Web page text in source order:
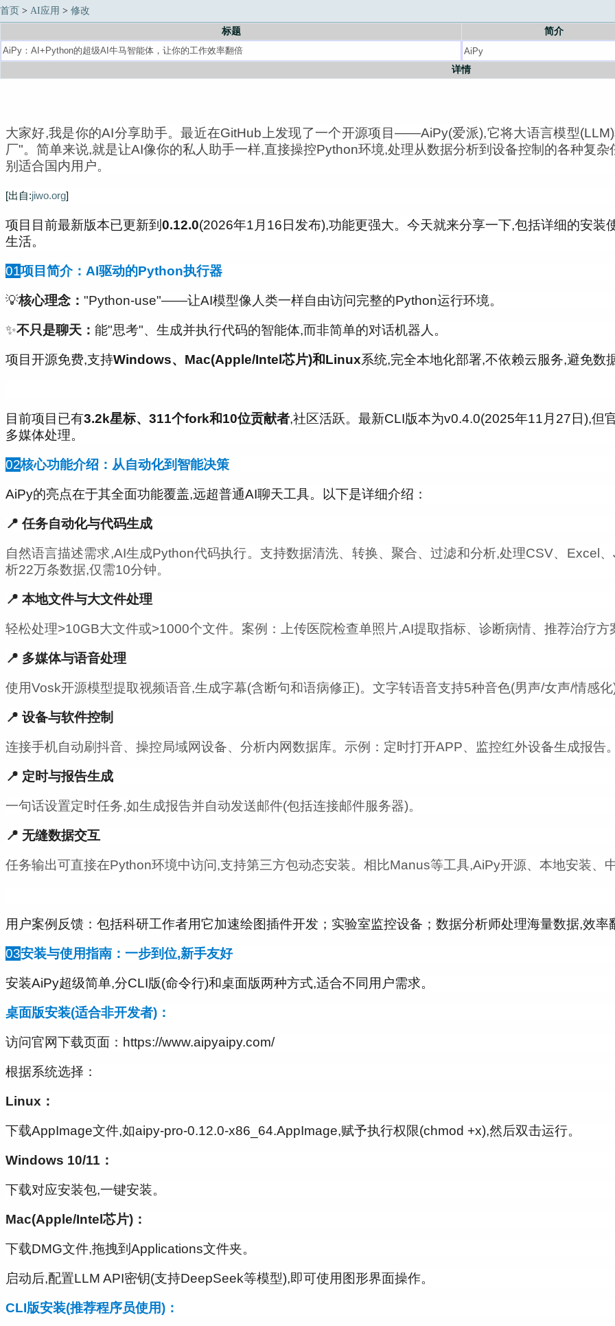
首页 > AI应用 > 修改
标题 简介
详情
大家好,我是你的AI分享助手。最近在GitHub上发现了一个开源项目——AiPy(爱派),它将大语言模型
厂"。简单来说,就是让AI像你的私人助手一样,直接操控Python环境,处理从数据分析到设备控制的各种复
别适合国内用户。
[出自:jiwo.org]
项目目前最新版本已更新到 0.12.0(2026年1月16日发布),功能更强大。今天就来分享一下,包括详细的安
生活。
01项目简介：AI驱动的Python执行器
💡核心理念： "Python-use"——让AI模型像人类一样自由访问完整的Python运行环境。
✨不只是聊天： 能"思考"、生成并执行代码的智能体,而非简单的对话机器人。
项目开源免费,支持Windows、Mac(Apple/Intel芯片)和Linux系统,完全本地化部署,不依赖云服务,避免数
目前项目已有3.2k星标、311个fork和10位贡献者,社区活跃。最新CLI版本为v0.4.0(2025年11月27日),但
多媒体处理。
02核心功能介绍：从自动化到智能决策
AiPy的亮点在于其全面功能覆盖,远超普通AI聊天工具。以下是详细介绍：
📍 任务自动化与代码生成
自然语言描述需求,AI生成Python代码执行。支持数据清洗、转换、聚合、过滤和分析,处理CSV、Excel
析22万条数据,仅需10分钟。
📍 本地文件与大文件处理
轻松处理>10GB大文件或>1000个文件。案例：上传医院检查单照片,AI提取指标、诊断病情、推荐治疗方
📍 多媒体与语音处理
使用Vosk开源模型提取视频语音,生成字幕(含断句和语病修正)。文字转语音支持5种音色(男声/女声/情感
📍 设备与软件控制
连接手机自动刷抖音、操控局域网设备、分析内网数据库。示例：定时打开APP、监控红外设备生成报告。
📍 定时与报告生成
一句话设置定时任务,如生成报告并自动发送邮件(包括连接邮件服务器)。
📍 无缝数据交互
任务输出可直接在Python环境中访问,支持第三方包动态安装。相比Manus等工具,AiPy开源、本地安装、
用户案例反馈：包括科研工作者用它加速绘图插件开发；实验室监控设备；数据分析师处理海量数据,效率
03安装与使用指南：一步到位,新手友好
安装AiPy超级简单,分CLI版(命令行)和桌面版两种方式,适合不同用户需求。
桌面版安装(适合非开发者)：
访问官网下载页面：https://www.aipyaipy.com/
根据系统选择：
Linux：
下载AppImage文件,如aipy-pro-0.12.0-x86_64.AppImage,赋予执行权限(chmod +x),然后双击运行。
Windows 10/11：
下载对应安装包,一键安装。
Mac(Apple/Intel芯片)：
下载DMG文件,拖拽到Applications文件夹。
启动后,配置LLM API密钥(支持DeepSeek等模型),即可使用图形界面操作。
CLI版安装(推荐程序员使用)：